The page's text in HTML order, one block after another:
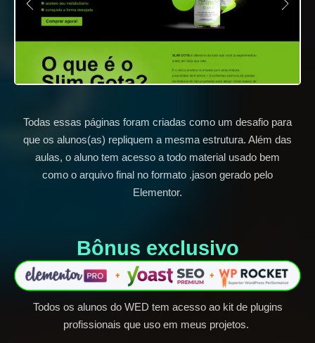
Todas essas páginas foram criadas como um desafio para
que os alunos(as) repliquem a mesma estrutura. Além das
aulas, o aluno tem acesso a todo material usado bem
como o arquivo final no formato .jason gerado pelo
Elementor.
Bônus exclusivo​
Todos os alunos do WED tem acesso ao kit de plugins
profissionais que uso em meus projetos.